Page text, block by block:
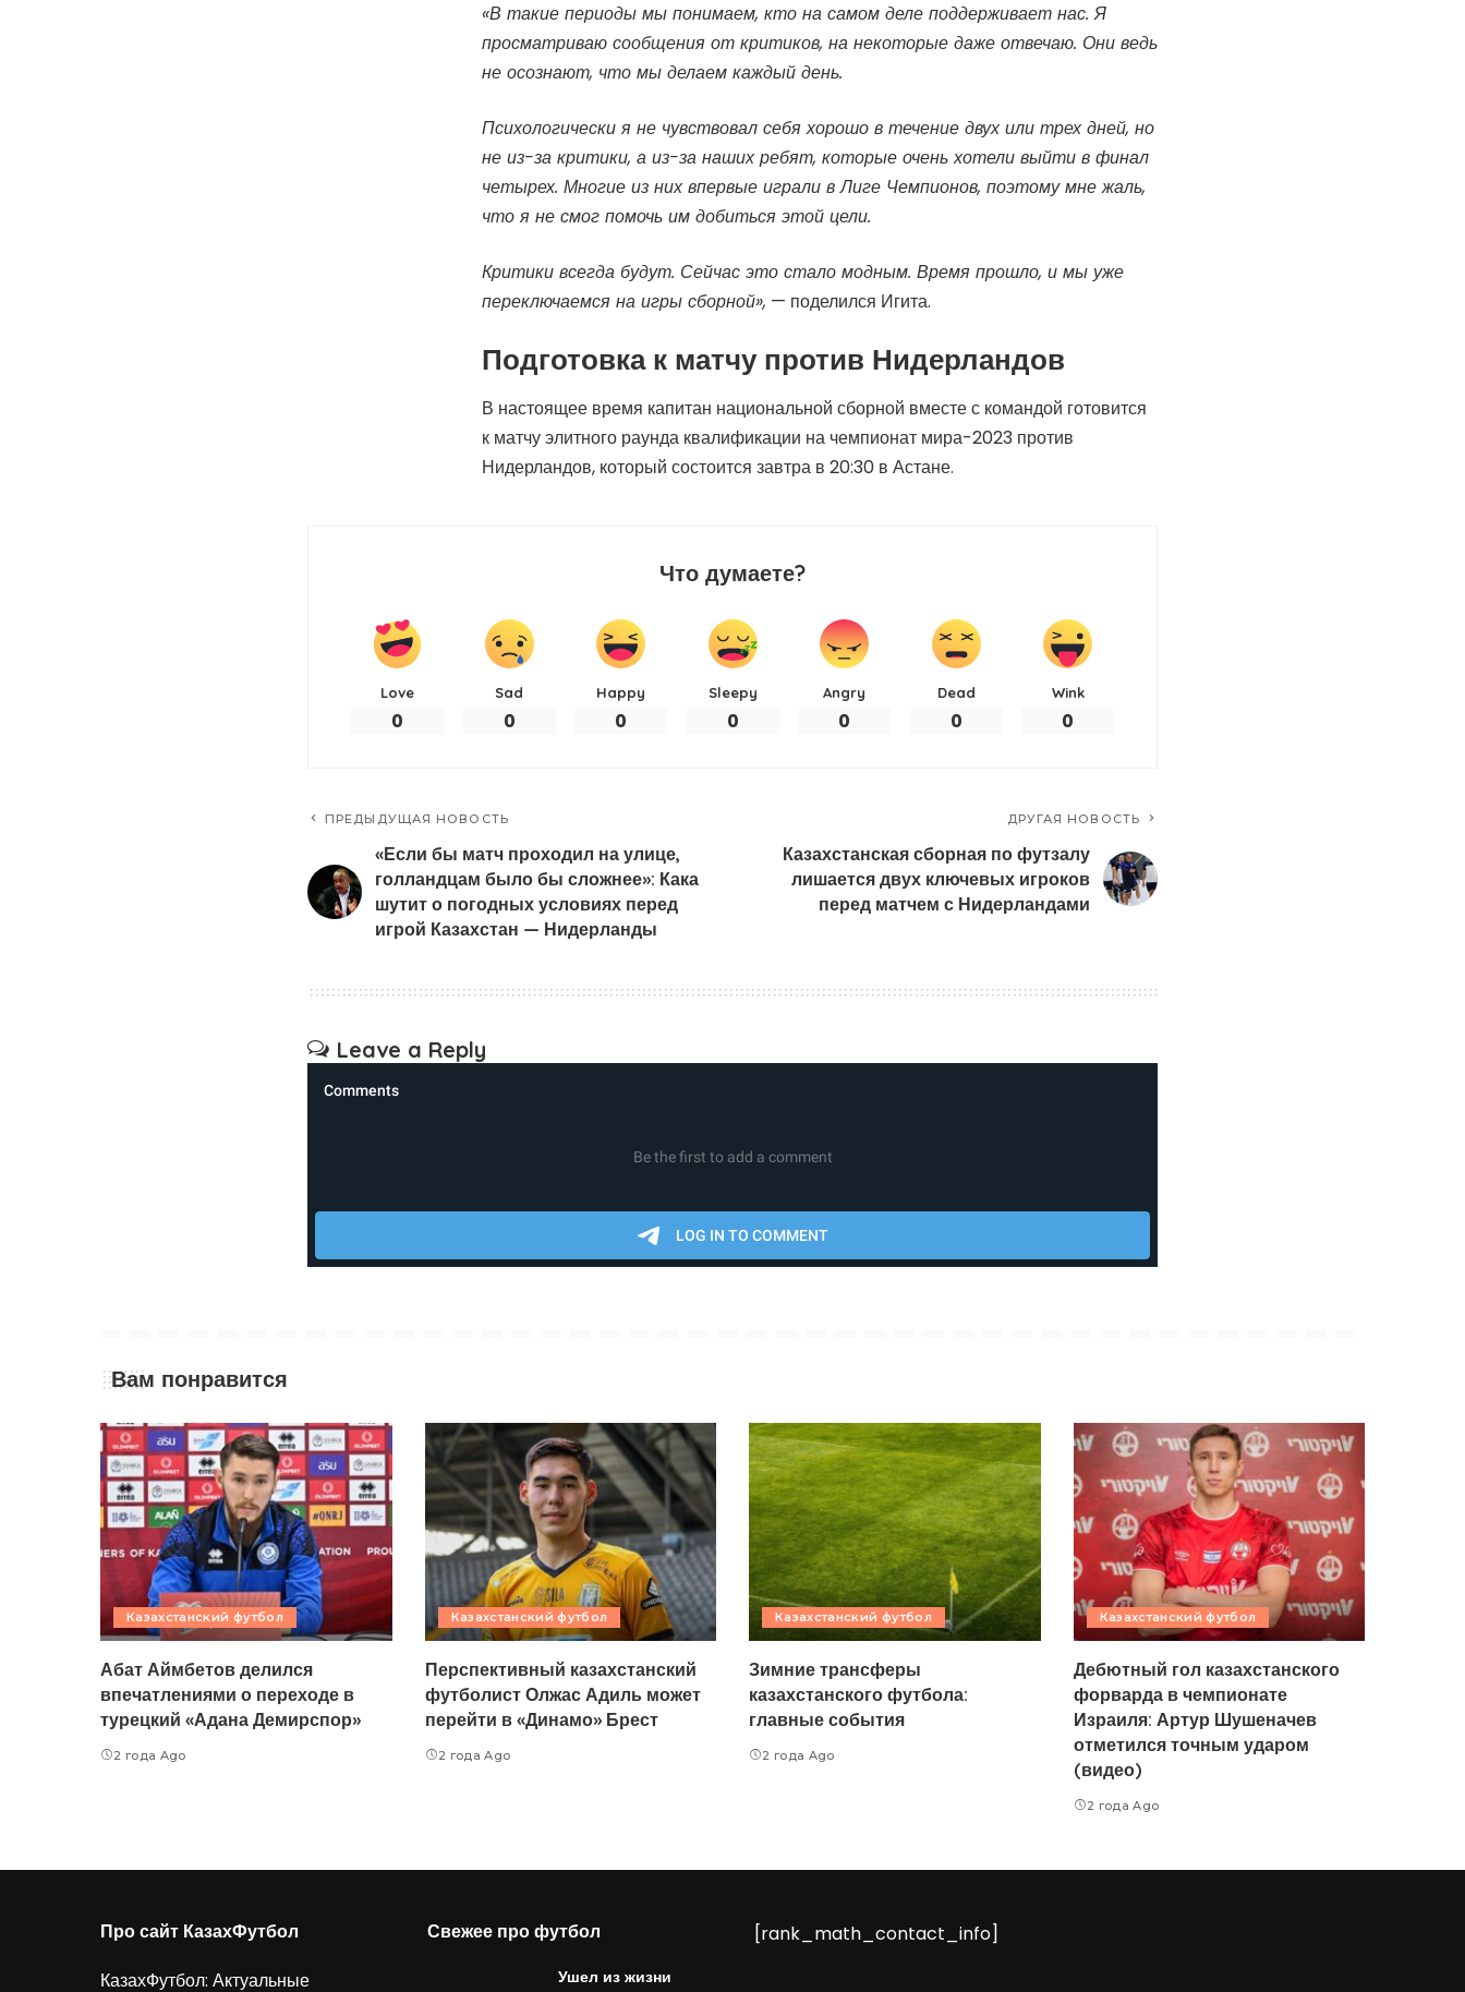
«В такие периоды мы понимаем, кто на самом деле поддерживает нас. Я
просматриваю сообщения от критиков, на некоторые даже отвечаю. Они ведь
не осознают, что мы делаем каждый день.
Психологически я не чувствовал себя хорошо в течение двух или трех дней, но
не из-за критики, а из-за наших ребят, которые очень хотели выйти в финал
четырех. Многие из них впервые играли в Лиге Чемпионов, поэтому мне жаль,
что я не смог помочь им добиться этой цели.
Критики всегда будут. Сейчас это стало модным. Время прошло, и мы уже
переключаемся на игры сборной», — поделился Игита.
Подготовка к матчу против Нидерландов
В настоящее время капитан национальной сборной вместе с командой готовится
к матчу элитного раунда квалификации на чемпионат мира-2023 против
Нидерландов, который состоится завтра в 20:30 в Астане.
Что думаете?
Love
0
Sad
0
Happy
0
Sleepy
0
Angry
0
Dead
0
Wink
0
ПРЕДЫДУЩАЯ НОВОСТЬ
«Если бы матч проходил на улице,
голландцам было бы сложнее»: Кака
шутит о погодных условиях перед
игрой Казахстан — Нидерланды
ДРУГАЯ НОВОСТЬ
Казахстанская сборная по футзалу
лишается двух ключевых игроков
перед матчем с Нидерландами
Leave a Reply
Вам понравится
Казахстанский футбол
Абат Аймбетов делился
впечатлениями о переходе в
турецкий «Адана Демирспор»
2 года Ago
Казахстанский футбол
Перспективный казахстанский
футболист Олжас Адиль может
перейти в «Динамо» Брест
2 года Ago
Казахстанский футбол
Зимние трансферы
казахстанского футбола:
главные события
2 года Ago
Казахстанский футбол
Дебютный гол казахстанского
форварда в чемпионате
Израиля: Артур Шушеначев
отметился точным ударом
(видео)
2 года Ago
Про сайт КазахФутбол
КазахФутбол: Актуальные
Свежее про футбол
Ушел из жизни
[rank_math_contact_info]